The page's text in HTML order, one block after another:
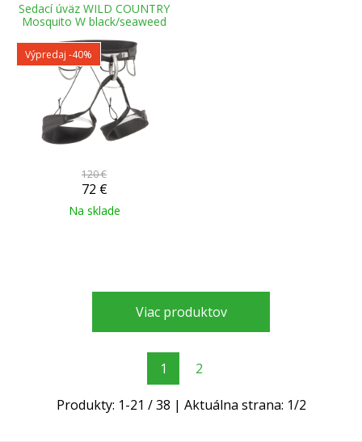
Sedací úväz WILD COUNTRY
Mosquito W black/seaweed
Výpredaj -40%
120 €
72 €
Na sklade
Viac produktov
1 2
Produkty: 1-21 /38 | Aktuálna strana: 1/2